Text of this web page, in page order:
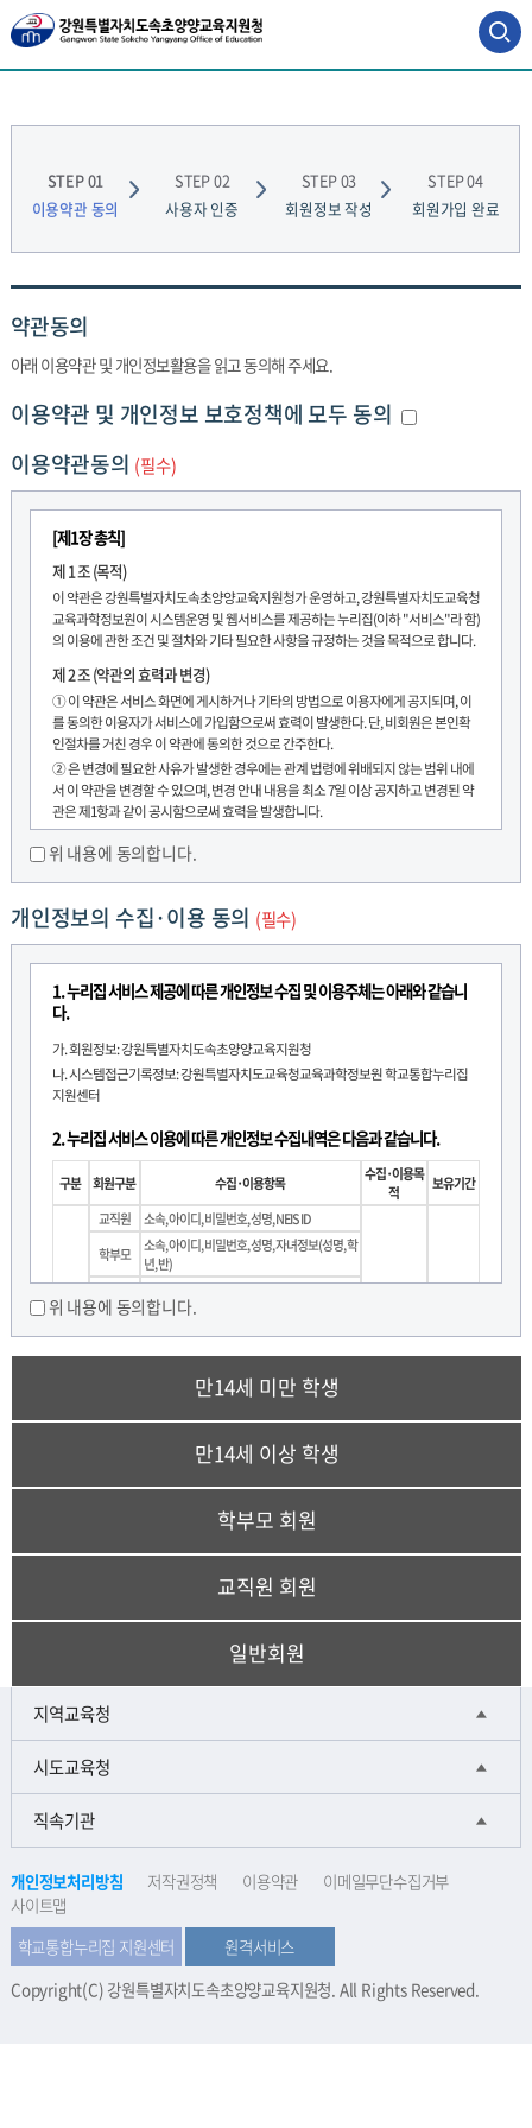
사
이
기
회
입
STEP 01
이용약관 동의
STEP 02
사용자 인증
STEP 03
회원정보 작성
STEP 04
회원가입 완료
약관동의
아래 이용약관 및 개인정보활용을 읽고 동의해 주세요.
이용약관 및 개인정보 보호정책에 모두 동의
모
의
이용약관동의 (필수)
[제1장 총칙]
제 1 조 (목적)
이 약관은 강원특별자치도속초양양교육지원청가 운영하고, 강원특별자치도교육청
교육과학정보원이 시스템운영 및 웹서비스를 제공하는 누리집(이하 "서비스"라 함)
의 이용에 관한 조건 및 절차와 기타 필요한 사항을 규정하는 것을 목적으로 합니다.
제 2 조 (약관의 효력과 변경)
① 이 약관은 서비스 화면에 게시하거나 기타의 방법으로 이용자에게 공지되며, 이
를 동의한 이용자가 서비스에 가입함으로써 효력이 발생한다. 단, 비회원은 본인확
인절차를 거친 경우 이 약관에 동의한 것으로 간주한다.
② 은 변경에 필요한 사유가 발생한 경우에는 관계 법령에 위배되지 않는 범위 내에
서 이 약관을 변경할 수 있으며, 변경 안내 내용을 최소 7일 이상 공지하고 변경된 약
관은 제1항과 같이 공시함으로써 효력을 발생합니다.
③ 이용자는 수시로 서비스에 접속하여 약관의 변경 사항을 확인하여야 하며 변경
된 약관 사항에 동의하지 않으면, 언제나 서비스 이용 계약을 해지할 수 있습니다. 이
용자가 약관의 변경 여부를 확인하지 않은 상태에서 발생한 피해는 강원특별자치도
은 약관의 변경 사항에 이용자가 동의한 것으로 간주됩니다.
제 3 조 (약관 외 준칙)
이 약관에 명시되지 않은 사항에 대해서는 전기통신기본법, 전기통신사업법, 정보통
신망이용촉진 및 정보보호등에관한법률, 정보통신윤리위원회 심의 규정, 정보통신
제 4 조 (용어의 정의)
① 이 약관에서 사용하는 용어의 정의는 다음과 같습니다.
- 이용자 : 제공기관과 이용 계약을 체결하여 서비스를 이용하려는 자
- 이용자ID : 이용자 식별과 이용자의 서비스 이용을 위하여 이용 신청 시 이용자의 선
택에 의하여 제공기관이 부여하는 문자와 숫자의 조합
- 비밀번호 : 이용자 자신의 비밀을 보호하기 위하여 이용자 자신이 설정한 문자와 숫
자, 특수문자의 조합
- 서비스 이용 : 이용자가 컴퓨터 등을 이용하여 제공기관이 제공하는 정보를 이용하
는 것
- 이용계약 : 서비스를 제공받기 위하여 이 약관으로 제공기관과 이용자 간 체결하는
계약을 말함
② 이 약관에서 사용하는 용어중 제1항에서 정의하지 않은 것은 관계 법령 또는 서비
스 안내에서 정하는 바에 따릅니다.
[제2장 서비스 이용계약]
① 서비스이용 가입 신청(이하“이용신청”이라 함)시 이 약관의 내용에 동의함 버튼
② 이용계약은 이용자의 이용 신청에 대한 제공기관의 이용 승낙에 의하여 성립됩
니다.
제 6 조 (이용신청의 승낙과 제한)
② 회원가입신청 양식에 기재하는 모든 이용자 정보는 실제 데이터인 것으로 간주
③ 제공기관은 다음 각 호에 해당하는 경우에는 이용 신청의 승낙을 유보 또는 일부
서비스이용을 제한할 수 있습니다.
- 서비스 이용을 위한 각종 시스템과 설비에 여유가 없는 경우
- 기술 상에 지장이 있는 경우
- 기타 제공기관 또는 강원특별자치도교육청교육과학정보원이 서비스의 효율적인
운영 등을 위하여 필요하다고 인정되는 경우
- 본인 실명이 아닌 다른 사람의 명의를 사용하여 이용 신청을 하였을 때
- 이용 신청 시 내용을 허위로 기재하였을 때
- 사회의 안녕과 질서 혹은 미풍양속을 저해할 목적으로 이용 신청을 하였을 때
- 기타 제공기관이 정한 이용신청 요견이 미비되었을 때
제 7 조 (계약사항의 변경)
위 내용에 동의합니다.
개인정보의 수집·이용 동의 (필수)
1. 누리집 서비스 제공에 따른 개인정보 수집 및 이용주체는 아래와 같습니
다.
가. 회원정보: 강원특별자치도속초양양교육지원청
나. 시스템접근기록정보: 강원특별자치도교육청교육과학정보원 학교통합누리집
지원센터
2. 누리집 서비스 이용에 따른 개인정보 수집내역은 다음과 같습니다.
구분 회원구분 수집·이용항목
수집·이용목
적
보유기간
필수
교직원 소속, 아이디, 비밀번호, 성명, NEIS ID
시
학부모
소속, 아이디, 비밀번호, 성명, 자녀정보(성명, 학
년, 반)
14세 미
만 학생
소속, 아이디, 비밀번호, 보호자(법정대리인) 성
명, 가입자 성명, 학년, 반
14세 이
상 학생
소속, 아이디, 비밀번호, 성명
(공통)
속IP, 접속시간, 서비스 이용기록, 쿠키
3. 개인정보의 보유 및 이용 기간
이며, 2년이 경과 후 재동의가 없을 시 또는 탈퇴 시 보
유하고 있는 개인정보는 즉시 파기합니다. 단1년 이상 미 접속 시 회원정보는 휴면
계정으로 분류되어 접속이 제한됩니다.
4. 동의 거부 권리 및 동의 거부 시 불이익에 관한 사항
이용자는 개인정보 수집·이용에 대한 동의를 거부할 수 있으며, 회원가입 시 수집하
는 최소한의 개인정보(필수항목)에 대한 수집 및 이용을 거부하는 경우에는
위 내용에 동의합니다.
만14세 미만 학생
만14세 이상 학생
학부모 회원
교직원 회원
일반회원
지역교육청
시도교육청
직속기관
개인정보처리방침 저작권정책 이용약관
이메일무단수집거부
사이트맵
학교통합누리집 지원센터
원격서비스
Copyright(C) 강원특별자치도속초양양교육지원청. All Rights Reserved.